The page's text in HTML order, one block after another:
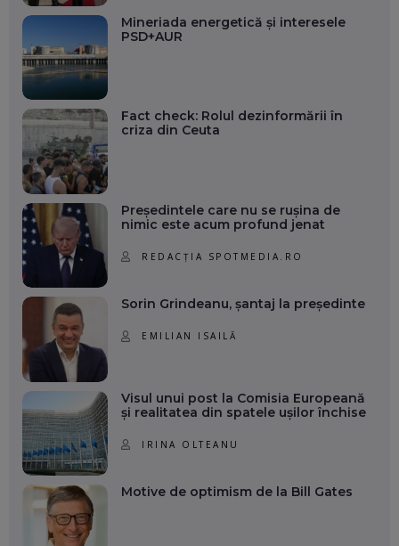
Mineriada energetică și interesele
PSD+AUR
Fact check: Rolul dezinformării în
criza din Ceuta
Președintele care nu se rușina de
nimic este acum profund jenat
REDACȚIA SPOTMEDIA.RO
Sorin Grindeanu, șantaj la președinte
EMILIAN ISAILĂ
Visul unui post la Comisia Europeană
și realitatea din spatele ușilor închise
IRINA OLTEANU
Motive de optimism de la Bill Gates